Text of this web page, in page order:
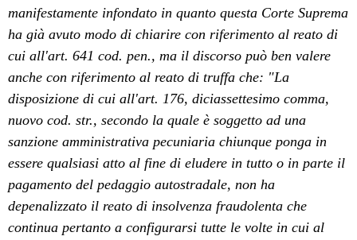
manifestamente infondato in quanto questa Corte Suprema
ha già avuto modo di chiarire con riferimento al reato di
cui all'art. 641 cod. pen., ma il discorso può ben valere
anche con riferimento al reato di truffa che: "La
disposizione di cui all'art. 176, diciassettesimo comma,
nuovo cod. str., secondo la quale è soggetto ad una
sanzione amministrativa pecuniaria chiunque ponga in
essere qualsiasi atto al fine di eludere in tutto o in parte il
pagamento del pedaggio autostradale, non ha
depenalizzato il reato di insolvenza fraudolenta che
continua pertanto a configurarsi tutte le volte in cui al